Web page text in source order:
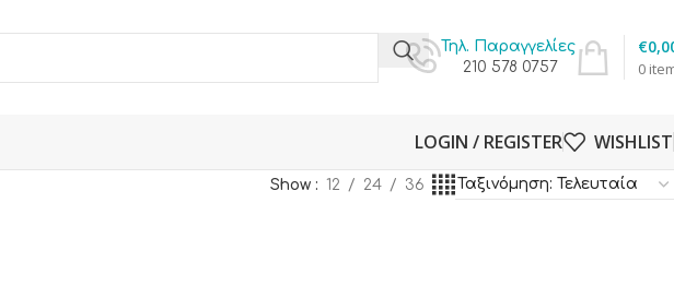
Τηλ. Παραγγελίες
210 578 0757
0
€
LOGIN / REGISTER
WISHLIST
Show 12 24 36